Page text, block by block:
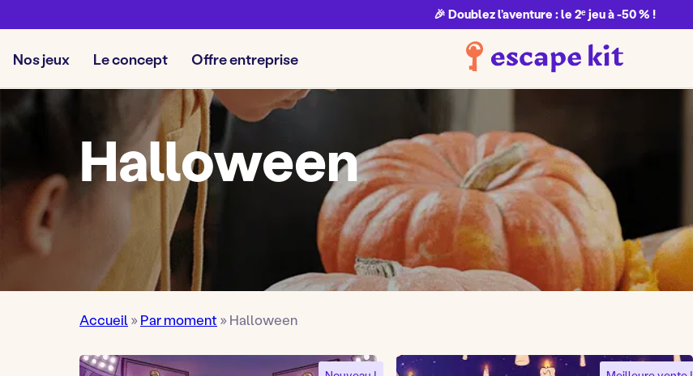
🎉 Doublez l’aventure : le 2ᵉ jeu à -50 % !
Nos jeux Le concept Offre entreprise
Halloween
Accueil»Par moment »Halloween